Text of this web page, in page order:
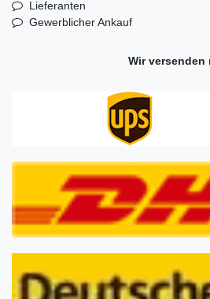
Lieferanten
Gewerblicher Ankauf
Wir versenden